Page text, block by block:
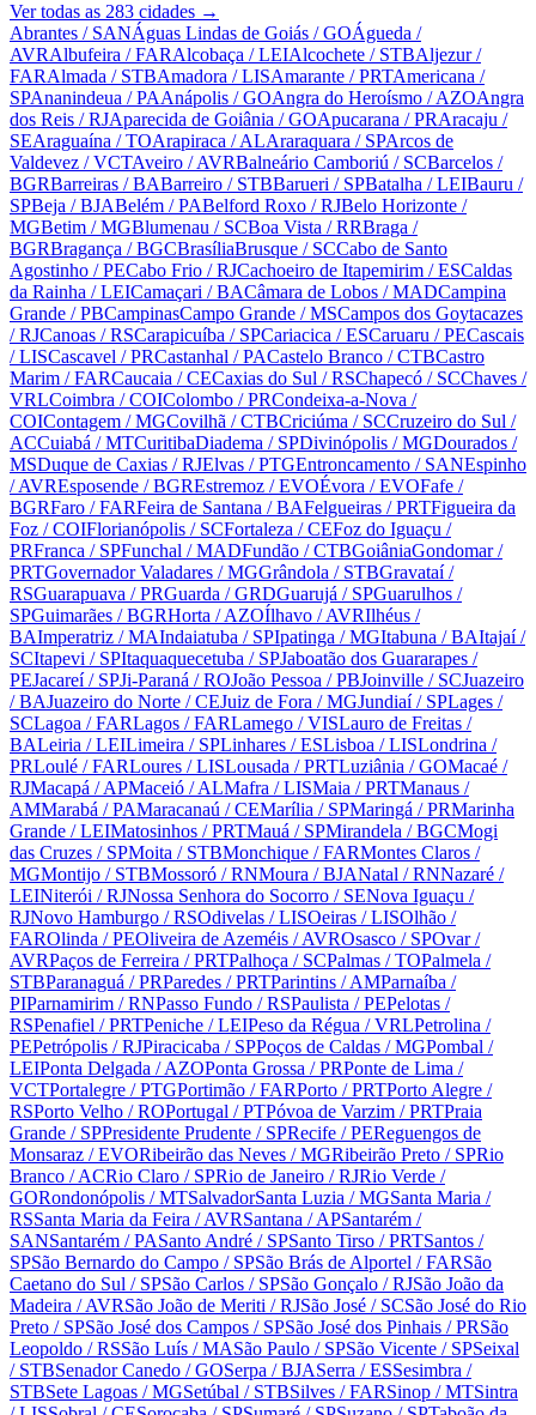
Ver todas as 283 cidades →
Abrantes / SANÁguas Lindas de Goiás / GOÁgueda /
AVRAlbufeira / FARAlcobaça / LEIAlcochete / STBAljezur/
FARAlmada / STBAmadora / LISAmarante / PRTAmericana /
SPAnanindeua / PAAnápolis / GOAngra do Heroísmo / AZOAngra
dos Reis / RJAparecida de Goiânia / GOApucarana / PRAracaju /
SEAraguaína / TOArapiraca / ALAraraquara / SPArcos de
Valdevez / VCTAveiro / AVRBalneário Camboriú / SCBarcelos /
BGRBarreiras / BABarreiro / STBBarueri / SPBatalha / LEIBauru /
SPBeja / BJABelém / PABelford Roxo / RJBelo Horizonte /
MGBetim / MGBlumenau / SCBoa Vista / RRBraga /
BGRBragança / BGCBrasíliaBrusque / SCCabo de Santo
Agostinho / PECabo Frio / RJCachoeiro de Itapemirim / ESCaldas
da Rainha / LEICamaçari / BACâmara de Lobos / MADCampina
Grande / PBCampinasCampo Grande / MSCampos dos Goytacazes
/ RJCanoas / RSCarapicuíba / SPCariacica / ESCaruaru / PECascais
/ LISCascavel / PRCastanhal / PACastelo Branco / CTBCastro
Marim / FARCaucaia / CECaxias do Sul / RSChapecó / SCChaves /
VRLCoimbra / COIColombo / PRCondeixa-a-Nova /
COIContagem / MGCovilhã / CTBCriciúma / SCCruzeiro do Sul /
ACCuiabá / MTCuritibaDiadema / SPDivinópolis / MGDourados /
MSDuque de Caxias / RJElvas / PTGEntroncamento / SANEspinho
/ AVREsposende / BGREstremoz / EVOÉvora / EVOFafe /
BGRFaro / FARFeira de Santana / BAFelgueiras / PRTFigueira da
Foz / COIFlorianópolis / SCFortaleza / CEFoz do Iguaçu /
PRFranca / SPFunchal / MADFundão / CTBGoiâniaGondomar/
PRTGovernador Valadares / MGGrândola / STBGravataí/
RSGuarapuava / PRGuarda / GRDGuarujá / SPGuarulhos /
SPGuimarães / BGRHorta / AZOÍlhavo / AVRIlhéus /
BAImperatriz / MAIndaiatuba / SPIpatinga / MGItabuna / BAItajaí/
SCItapevi / SPItaquaquecetuba / SPJaboatão dos Guararapes /
PEJacareí/ SPJi-Paraná / ROJoão Pessoa / PBJoinville / SCJuazeiro
/ BAJuazeiro do Norte / CEJuiz de Fora / MGJundiaí/ SPLages /
SCLagoa / FARLagos / FARLamego / VISLauro de Freitas /
BALeiria / LEILimeira / SPLinhares / ESLisboa / LISLondrina /
PRLoulé / FARLoures / LISLousada / PRTLuziânia / GOMacaé /
RJMacapá / APMaceió / ALMafra / LISMaia / PRTManaus /
AMMarabá / PAMaracanaú / CEMarília / SPMaringá / PRMarinha
Grande / LEIMatosinhos / PRTMauá / SPMirandela / BGCMogi
das Cruzes / SPMoita / STBMonchique / FARMontes Claros /
MGMontijo / STBMossoró / RNMoura / BJANatal / RNNazaré /
LEINiterói / RJNossa Senhora do Socorro / SENova Iguaçu /
RJNovo Hamburgo / RSOdivelas / LISOeiras / LISOlhão /
FAROlinda / PEOliveira de Azeméis / AVROsasco / SPOvar/
AVRPaços de Ferreira / PRTPalhoça / SCPalmas / TOPalmela /
STBParanaguá / PRParedes / PRTParintins / AMParnaíba /
PIParnamirim / RNPasso Fundo / RSPaulista / PEPelotas /
RSPenafiel / PRTPeniche / LEIPeso da Régua / VRLPetrolina /
PEPetrópolis / RJPiracicaba / SPPoços de Caldas / MGPombal /
LEIPonta Delgada / AZOPonta Grossa / PRPonte de Lima /
VCTPortalegre / PTGPortimão / FARPorto / PRTPorto Alegre /
RSPorto Velho / ROPortugal / PTPóvoa de Varzim / PRTPraia
Grande / SPPresidente Prudente / SPRecife / PEReguengos de
Monsaraz / EVORibeirão das Neves / MGRibeirão Preto / SPRio
Branco / ACRio Claro / SPRio de Janeiro / RJRio Verde /
GORondonópolis / MTSalvadorSanta Luzia / MGSanta Maria /
RSSanta Maria da Feira / AVRSantana / APSantarém /
SANSantarém / PASanto André / SPSanto Tirso / PRTSantos /
SPSão Bernardo do Campo / SPSão Brás de Alportel / FARSão
Caetano do Sul / SPSão Carlos / SPSão Gonçalo / RJSão João da
Madeira / AVRSão João de Meriti / RJSão José / SCSão José do Rio
Preto / SPSão José dos Campos / SPSão José dos Pinhais / PRSão
Leopoldo / RSSão Luís / MASão Paulo / SPSão Vicente / SPSeixal
/ STBSenador Canedo / GOSerpa / BJASerra / ESSesimbra /
STBSete Lagoas / MGSetúbal / STBSilves / FARSinop / MTSintra